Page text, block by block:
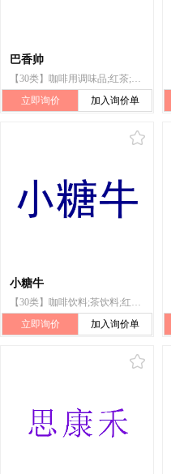
巴香帅
【30类】咖啡用调味品;红茶;方糖;蜂蜜;冰糖燕窝;麦芽饼干;玉米片（碾碎的玉米粒）;藕粉;面条;调味品
立即询价
加入询价单
小糖牛
【30类】咖啡饮料;茶饮料;红糖;方糖;大豆粉
立即询价
加入询价单